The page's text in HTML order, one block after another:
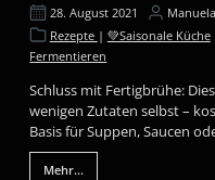
28. August 2021
Rezepte | 💚Saisonale Küche
Fermentieren
Schluss mit Fertigbrühe:
wenigen Zutaten selbst –
Basis für Suppen, Saucen
Mehr...